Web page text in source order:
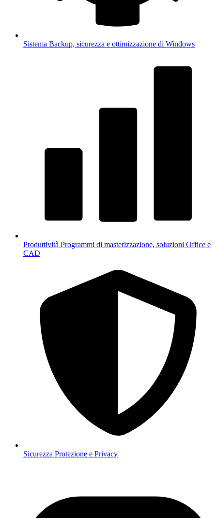
Sistema Backup, sicurezza e ottimizzazione di Windows
Produttività Programmi di masterizzazione, soluzioni Office e
CAD
Sicurezza Protezione e Privacy